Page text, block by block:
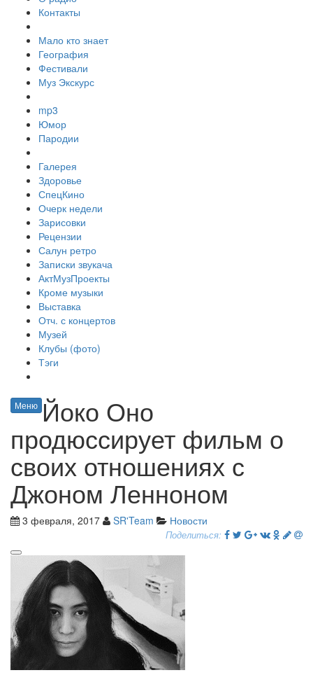
Контакты
Мало кто знает
География
Фестивали
Муз Экскурс
mp3
Юмор
Пародии
Галерея
Здоровье
СпецКино
Очерк недели
Зарисовки
Рецензии
Салун ретро
Записки звукача
АктМузПроекты
Кроме музыки
Выставка
Отч. с концертов
Музей
Клубы (фото)
Тэги
Меню Йоко Оно
продюссирует фильм о
своих отношениях с
Джоном Ленноном
3 февраля, 2017 SR'Team Новости
Поделиться: